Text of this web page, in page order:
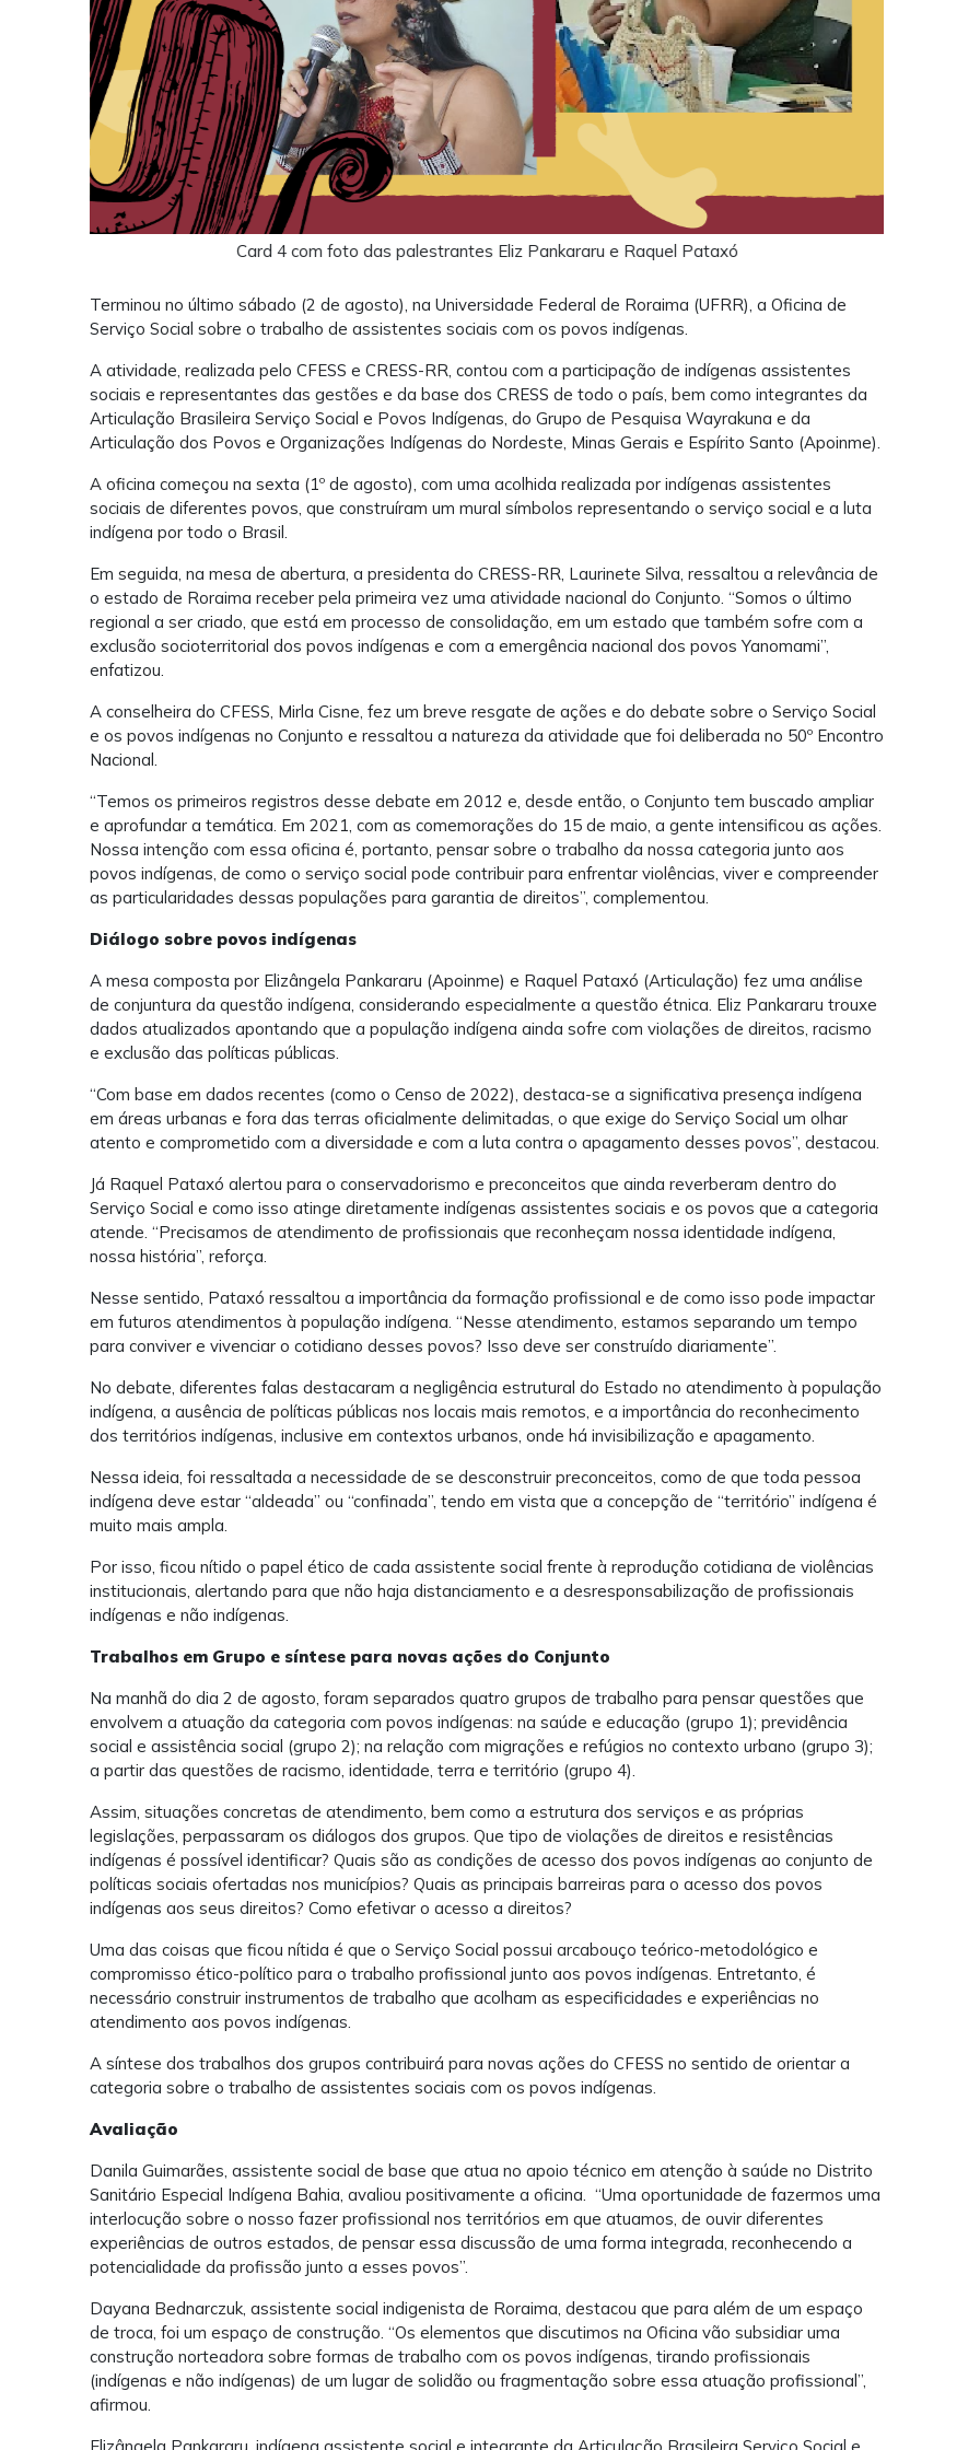
Card 4 com foto das palestrantes Eliz Pankararu e Raquel Pataxó
Terminou no último sábado (2 de agosto), na Universidade Federal de Roraima (UFRR), a Oficina de
Serviço Social sobre o trabalho de assistentes sociais com os povos indígenas.
A atividade, realizada pelo CFESS e CRESS-RR, contou com a participação de indígenas assistentes
sociais e representantes das gestões e da base dos CRESS de todo o país, bem como integrantes da
Articulação Brasileira Serviço Social e Povos Indígenas, do Grupo de Pesquisa Wayrakuna e da
Articulação dos Povos e Organizações Indígenas do Nordeste, Minas Gerais e Espírito Santo (Apoinme).
A oficina começou na sexta (1º de agosto), com uma acolhida realizada por indígenas assistentes
sociais de diferentes povos, que construíram um mural símbolos representando o serviço social e a luta
indígena por todo o Brasil.
Em seguida, na mesa de abertura, a presidenta do CRESS-RR, Laurinete Silva, ressaltou a relevância de
o estado de Roraima receber pela primeira vez uma atividade nacional do Conjunto. “Somos o último
regional a ser criado, que está em processo de consolidação, em um estado que também sofre com a
exclusão socioterritorial dos povos indígenas e com a emergência nacional dos povos Yanomami”,
enfatizou.
A conselheira do CFESS, Mirla Cisne, fez um breve resgate de ações e do debate sobre o Serviço Social
e os povos indígenas no Conjunto e ressaltou a natureza da atividade que foi deliberada no 50º Encontro
Nacional.
“Temos os primeiros registros desse debate em 2012 e, desde então, o Conjunto tem buscado ampliar
e aprofundar a temática. Em 2021, com as comemorações do 15 de maio, a gente intensificou as ações.
Nossa intenção com essa oficina é, portanto, pensar sobre o trabalho da nossa categoria junto aos
povos indígenas, de como o serviço social pode contribuir para enfrentar violências, viver e compreender
as particularidades dessas populações para garantia de direitos”, complementou.
Diálogo sobre povos indígenas
A mesa composta por Elizângela Pankararu (Apoinme) e Raquel Pataxó (Articulação) fez uma análise
de conjuntura da questão indígena, considerando especialmente a questão étnica. Eliz Pankararu trouxe
dados atualizados apontando que a população indígena ainda sofre com violações de direitos, racismo
e exclusão das políticas públicas.
“Com base em dados recentes (como o Censo de 2022), destaca-se a significativa presença indígena
em áreas urbanas e fora das terras oficialmente delimitadas, o que exige do Serviço Social um olhar
atento e comprometido com a diversidade e com a luta contra o apagamento desses povos”, destacou.
Já Raquel Pataxó alertou para o conservadorismo e preconceitos que ainda reverberam dentro do
Serviço Social e como isso atinge diretamente indígenas assistentes sociais e os povos que a categoria
atende. “Precisamos de atendimento de profissionais que reconheçam nossa identidade indígena,
nossa história”, reforça.
Nesse sentido, Pataxó ressaltou a importância da formação profissional e de como isso pode impactar
em futuros atendimentos à população indígena. “Nesse atendimento, estamos separando um tempo
para conviver e vivenciar o cotidiano desses povos? Isso deve ser construído diariamente”.
No debate, diferentes falas destacaram a negligência estrutural do Estado no atendimento à população
indígena, a ausência de políticas públicas nos locais mais remotos, e a importância do reconhecimento
dos territórios indígenas, inclusive em contextos urbanos, onde há invisibilização e apagamento.
Nessa ideia, foi ressaltada a necessidade de se desconstruir preconceitos, como de que toda pessoa
indígena deve estar “aldeada” ou “confinada”, tendo em vista que a concepção de “território” indígena é
muito mais ampla.
Por isso, ficou nítido o papel ético de cada assistente social frente à reprodução cotidiana de violências
institucionais, alertando para que não haja distanciamento e a desresponsabilização de profissionais
indígenas e não indígenas.
Trabalhos em Grupo e síntese para novas ações do Conjunto
Na manhã do dia 2 de agosto, foram separados quatro grupos de trabalho para pensar questões que
envolvem a atuação da categoria com povos indígenas: na saúde e educação (grupo 1); previdência
social e assistência social (grupo 2); na relação com migrações e refúgios no contexto urbano (grupo 3);
a partir das questões de racismo, identidade, terra e território (grupo 4).
Assim, situações concretas de atendimento, bem como a estrutura dos serviços e as próprias
legislações, perpassaram os diálogos dos grupos. Que tipo de violações de direitos e resistências
indígenas é possível identificar? Quais são as condições de acesso dos povos indígenas ao conjunto de
políticas sociais ofertadas nos municípios? Quais as principais barreiras para o acesso dos povos
indígenas aos seus direitos? Como efetivar o acesso a direitos?
Uma das coisas que ficou nítida é que o Serviço Social possui arcabouço teórico-metodológico e
compromisso ético-político para o trabalho profissional junto aos povos indígenas. Entretanto, é
necessário construir instrumentos de trabalho que acolham as especificidades e experiências no
atendimento aos povos indígenas.
A síntese dos trabalhos dos grupos contribuirá para novas ações do CFESS no sentido de orientar a
categoria sobre o trabalho de assistentes sociais com os povos indígenas.
Avaliação
Danila Guimarães, assistente social de base que atua no apoio técnico em atenção à saúde no Distrito
Sanitário Especial Indígena Bahia, avaliou positivamente a oficina. “Uma oportunidade de fazermos uma
interlocução sobre o nosso fazer profissional nos territórios em que atuamos, de ouvir diferentes
experiências de outros estados, de pensar essa discussão de uma forma integrada, reconhecendo a
potencialidade da profissão junto a esses povos”.
Dayana Bednarczuk, assistente social indigenista de Roraima, destacou que para além de um espaço
de troca, foi um espaço de construção. “Os elementos que discutimos na Oficina vão subsidiar uma
construção norteadora sobre formas de trabalho com os povos indígenas, tirando profissionais
(indígenas e não indígenas) de um lugar de solidão ou fragmentação sobre essa atuação profissional”,
afirmou.